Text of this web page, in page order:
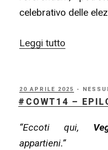
celebrativo delle
Leggi tutto
votato!
2025”
PUBBLICATO
IL
20 APRILE 2025 -
#COWT14 –
“Eccoti qui,
appartieni.”